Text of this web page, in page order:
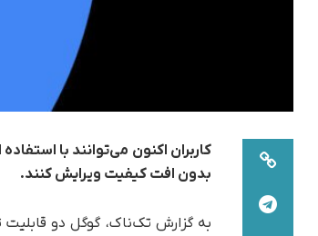
بدون افت کیفیت ویرایش کنند.